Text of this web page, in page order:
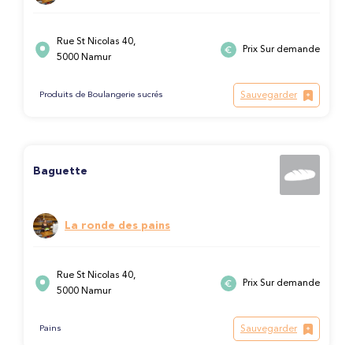
Rue St Nicolas 40,
5000 Namur
Prix Sur demande
Produits de Boulangerie sucrés Sauvegarder
Baguette
La ronde des pains
Rue St Nicolas 40,
5000 Namur
Prix Sur demande
Pains Sauvegarder